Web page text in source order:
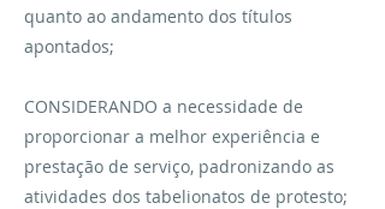
quanto ao andamento dos títulos
apontados;
CONSIDERANDO a necessidade de
proporcionar a melhor experiência e
prestação de serviço, padronizando as
atividades dos tabelionatos de protesto;